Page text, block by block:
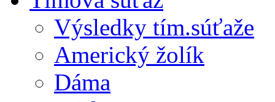
Výsledky tím.súťaže
Americký žolík
Dáma